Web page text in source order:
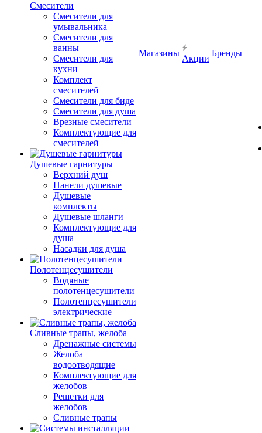
Смесители
Смесители для
умывальника
Смесители для
ванны
Смесители для
кухни
Комплект
смесителей
Смесители для биде
Смесители для душа
Врезные смесители
Комплектующие для
смесителей
Душевые гарнитуры
Верхний душ
Панели душевые
Душевые
комплекты
Душевые шланги
Комплектующие для
душа
Насадки для душа
Полотенцесушители
Водяные
полотенцесушители
Полотенцесушители
электрические
Сливные трапы, желоба
Дренажные системы
Желоба
водоотводящие
Комплектующие для
желобов
Решетки для
желобов
Сливные трапы
Магазины
Акции
Бренды